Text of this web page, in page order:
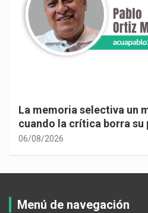
La memoria selectiva un
cuando la crítica borra
06/08/2026
Menú de navegación